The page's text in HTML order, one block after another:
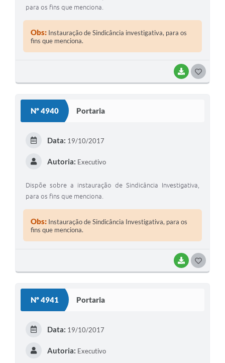
BAIXAR
para os fins que menciona.
Obs: Instauração de Sindicância investigativa, para os
fins que menciona.
Nº 4940 Portaria
BAIXAR
Data: 19/10/2017
Autoria: Executivo
Dispõe sobre a instauração de Sindicância Investigativa,
para os fins que menciona.
Obs: Instauração de Sindicância Investigativa, para os
fins que menciona.
Nº 4941 Portaria
Data: 19/10/2017
Autoria: Executivo